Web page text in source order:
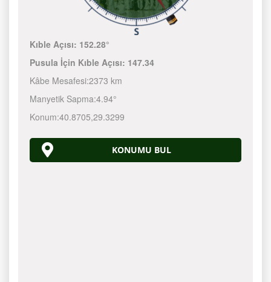
Kıble Açısı: 152.28°
Pusula İçin Kıble Açısı: 147.34
Kâbe Mesafesi:2373 km
Manyetik Sapma:4.94°
Konum:40.8705,29.3299
KONUMU BUL